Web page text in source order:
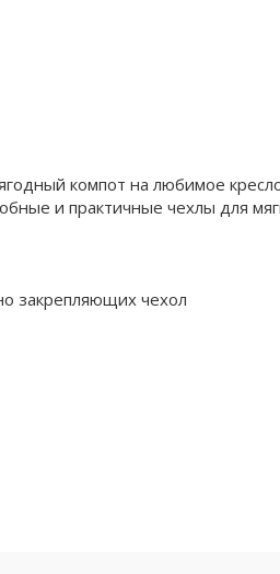
компот на любимое
и практичные чехлы для
закрепляющих чехол